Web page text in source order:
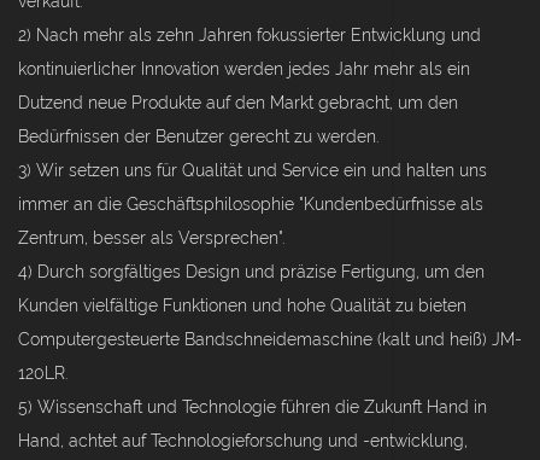
2) Nach mehr als zehn Jahren fokussierter Entwicklung und
kontinuierlicher Innovation werden jedes Jahr mehr als ein
Dutzend neue Produkte auf den Markt gebracht, um den
Bedürfnissen der Benutzer gerecht zu werden.
3) Wir setzen uns für Qualität und Service ein und halten uns
immer an die Geschäftsphilosophie "Kundenbedürfnisse als
Zentrum, besser als Versprechen".
4) Durch sorgfältiges Design und präzise Fertigung, um den
Kunden vielfältige Funktionen und hohe Qualität zu bieten
Computergesteuerte Bandschneidemaschine (kalt und heiß) JM-
120LR.
5) Wissenschaft und Technologie führen die Zukunft Hand in
Hand, achtet auf Technologieforschung und -entwicklung,